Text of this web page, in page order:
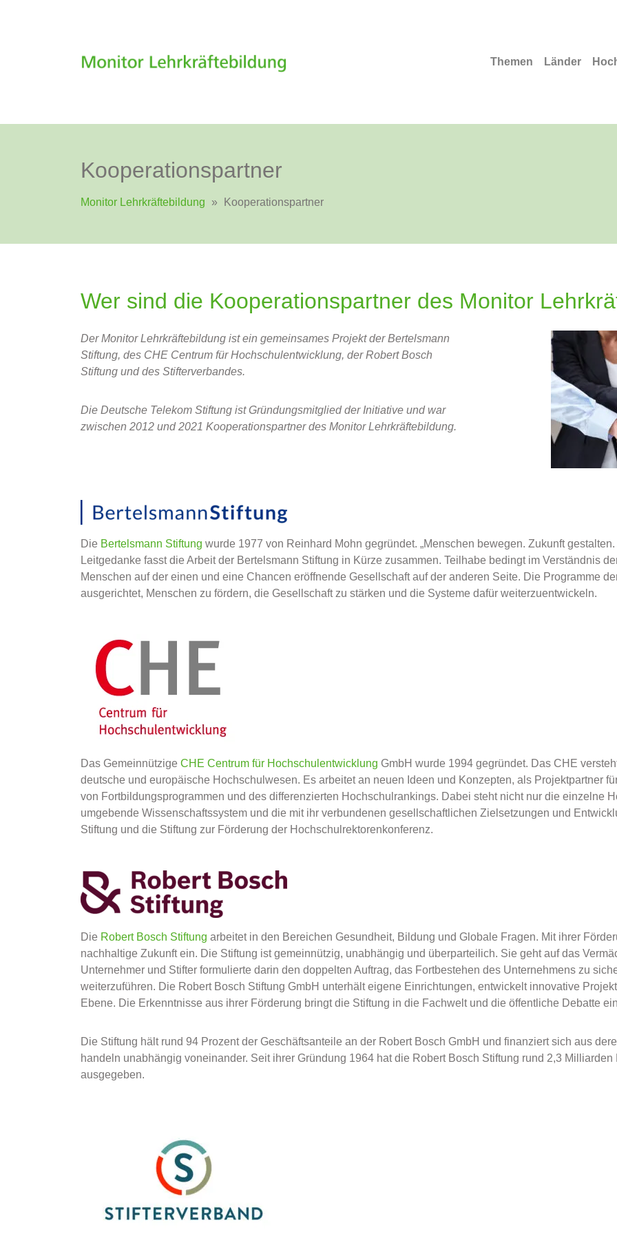
Themen Länder
Kooperationspartner
Monitor Lehrkräftebildung » Kooperationspartner
Wer sind die Kooperationspartner des Monitor
Der Monitor Lehrkräftebildung ist ein gemeinsames Projekt der Bertelsmann
Stiftung, des CHE Centrum für Hochschulentwicklung, der Robert Bosch
Stiftung und des Stifterverbandes.
Die Deutsche Telekom Stiftung ist Gründungsmitglied der Initiative und war
zwischen 2012 und 2021 Kooperationspartner des Monitor Lehrkräftebildung.
Die Bertelsmann Stiftung wurde 1977 von Reinhard Mohn gegründet. „Menschen bewegen. Zukunft
Leitgedanke fasst die Arbeit der Bertelsmann Stiftung in Kürze zusammen. Teilhabe bedingt im Verständnis
Menschen auf der einen und eine Chancen eröffnende Gesellschaft auf der anderen Seite. Die Programme
ausgerichtet, Menschen zu fördern, die Gesellschaft zu stärken und die Systeme dafür weiterzuentwickeln.
Das Gemeinnützige CHE Centrum für Hochschulentwicklung GmbH wurde 1994 gegründet. Das CHE
deutsche und europäische Hochschulwesen. Es arbeitet an neuen Ideen und Konzepten, als Projektpartner
von Fortbildungsprogrammen und des differenzierten Hochschulrankings. Dabei steht nicht nur die einzelne
umgebende Wissenschaftssystem und die mit ihr verbundenen gesellschaftlichen Zielsetzungen und
Stiftung und die Stiftung zur Förderung der Hochschulrektorenkonferenz.
Die Robert Bosch Stiftung arbeitet in den Bereichen Gesundheit, Bildung und Globale Fragen. Mit ihrer
nachhaltige Zukunft ein. Die Stiftung ist gemeinnützig, unabhängig und überparteilich. Sie geht auf das
Unternehmer und Stifter formulierte darin den doppelten Auftrag, das Fortbestehen des Unternehmens zu
weiterzuführen. Die Robert Bosch Stiftung GmbH unterhält eigene Einrichtungen, entwickelt innovative
Ebene. Die Erkenntnisse aus ihrer Förderung bringt die Stiftung in die Fachwelt und die öffentliche Debatte
Die Stiftung hält rund 94 Prozent der Geschäftsanteile an der Robert Bosch GmbH und finanziert sich aus
handeln unabhängig voneinander. Seit ihrer Gründung 1964 hat die Robert Bosch Stiftung rund 2,3
ausgegeben.